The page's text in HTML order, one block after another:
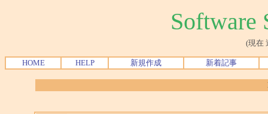
Software
(現在
HOME HELP 新規作成 新着記事